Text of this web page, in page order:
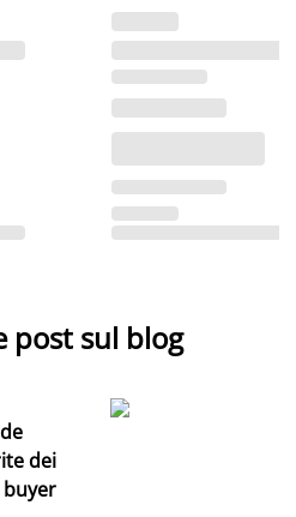
post sul blog
dei